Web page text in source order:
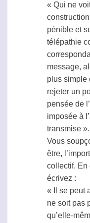
« Qui ne
pénible et
télépathie
message,
plus simple
rejeter un
pensée de
imposée à
transmise ».
Vous
être,
collectif. En
écrivez :
« Il se peut
ne soit pas
qu’elle-